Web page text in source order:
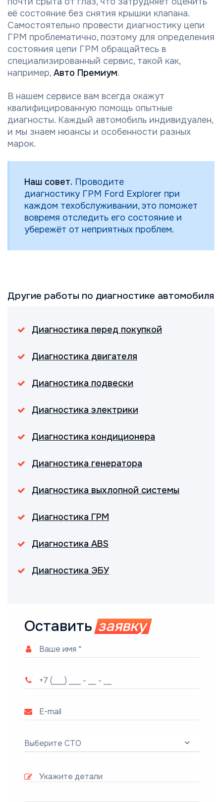
её состояние без снятия крышки клапана.
Самостоятельно провести диагностику цепи
ГРМ проблематично, поэтому для определения
состояния цепи ГРМ обращайтесь в
специализированный сервис, такой как,
например, Авто Премиум.
В нашем сервисе вам всегда окажут
квалифицированную помощь опытные
диагносты. Каждый автомобиль индивидуален,
и мы знаем нюансы и особенности разных
марок.
Наш совет. Проводите
диагностику ГРМ Ford Explorer при
каждом техобслуживании, это поможет
вовремя отследить его состояние и
убережёт от неприятных проблем.
Другие работы по диагностике автомобиля
Диагностика перед покупкой
Диагностика двигателя
Диагностика подвески
Диагностика электрики
Диагностика кондиционера
Диагностика генератора
Диагностика выхлопной системы
Диагностика ГРМ
Диагностика ABS
Диагностика ЭБУ
Оставить заявку
Выберите СТО